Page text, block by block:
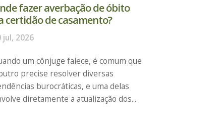
fazer averbação de óbito
certidão de casamento?
jul, 2026
um cônjuge falece, é comum que
precise resolver diversas
burocráticas, e uma delas
diretamente a atualização dos...